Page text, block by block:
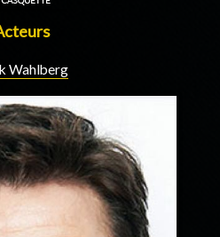
Wahlberg